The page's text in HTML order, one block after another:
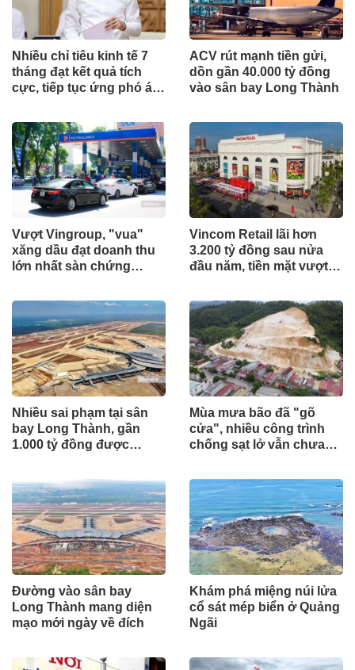
Nhiều chỉ tiêu kinh tế 7
tháng đạt kết quả tích
cực, tiếp tục ứng phó áp
ACV rút mạnh tiền gửi,
dồn gần 40.000 tỷ đồng
vào sân bay Long Thành
Vượt Vingroup, "vua"
xăng dầu đạt doanh thu
lớn nhất sàn chứng
Vincom Retail lãi hơn
3.200 tỷ đồng sau nửa
đầu năm, tiền mặt vượt
Nhiều sai phạm tại sân
bay Long Thành, gần
1.000 tỷ đồng được
Mùa mưa bão đã "gõ
cửa", nhiều công trình
chống sạt lở vẫn chưa
Đường vào sân bay
Long Thành mang diện
mạo mới ngày về đích
Khám phá miệng núi lửa
cổ sát mép biển ở Quảng
Ngãi